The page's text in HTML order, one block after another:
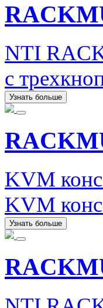
NTI
с
Узнать больше
KVM
KVM
Узнать больше